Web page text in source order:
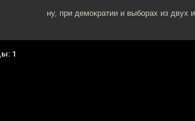
ну, при демократии и выборах из двух
1